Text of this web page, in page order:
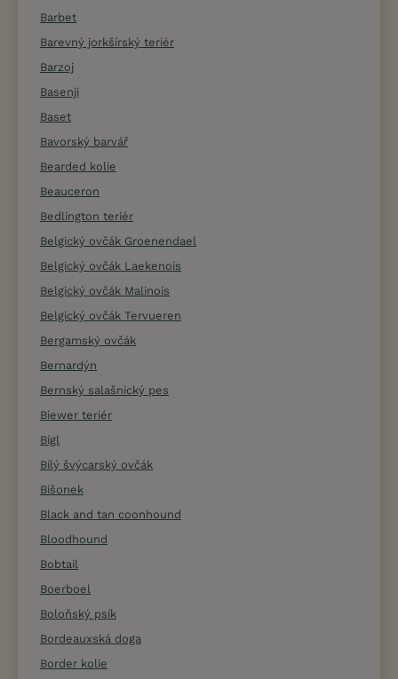
Barbet
Barevný jorkšírský teriér
Barzoj
Basenji
Baset
Bavorský barvář
Bearded kolie
Beauceron
Bedlington teriér
Belgický ovčák Groenendael
Belgický ovčák Laekenois
Belgický ovčák Malinois
Belgický ovčák Tervueren
Bergamský ovčák
Bernardýn
Bernský salašnický pes
Biewer teriér
Bígl
Bílý švýcarský ovčák
Bišonek
Black and tan coonhound
Bloodhound
Bobtail
Boerboel
Boloňský psík
Bordeauxská doga
Border kolie